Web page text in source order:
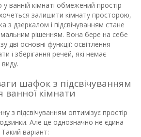
ванній кімнаті обмежений простір
залишити кімнату просторою,
з дзеркалом і підсвічуванням стане
рішенням. Вона бере на себе
дві основні функції: освітлення
і зберігання речей, які немає
шафок з підсвічуванням
ванної кімнати
з підсвічуванням оптимізує простір
Але це однозначно не єдина
варіант: